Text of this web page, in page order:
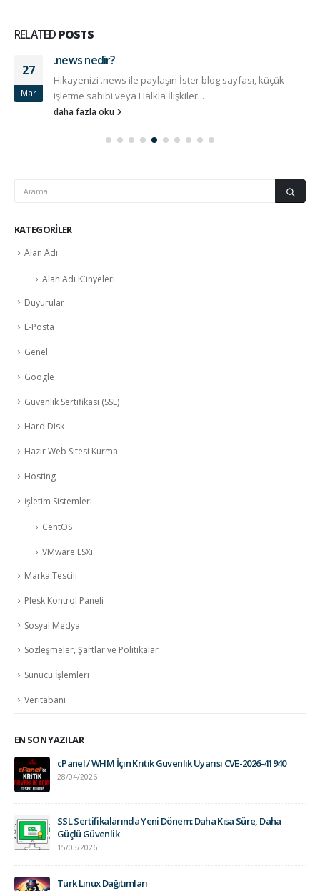
RELATED POSTS
27
Mar
.news nedir?
Hikayenizi .news ile paylaşın İster blog sayfası, küçük
işletme sahibi veya Halkla İlişkiler...
daha fazla oku
KATEGORILER
Alan Adı
Alan Adı Künyeleri
Duyurular
E-Posta
Genel
Google
Güvenlik Sertifikası (SSL)
Hard Disk
Hazır Web Sitesi Kurma
Hosting
İşletim Sistemleri
CentOS
VMware ESXi
Marka Tescili
Plesk Kontrol Paneli
Sosyal Medya
Sözleşmeler, Şartlar ve Politikalar
Sunucu İşlemleri
Veritabanı
EN SON YAZILAR
cPanel / WHM İçin Kritik Güvenlik Uyarısı CVE-2026-41940
28/04/2026
SSL Sertifikalarında Yeni Dönem: Daha Kısa Süre, Daha
Güçlü Güvenlik
15/03/2026
Türk Linux Dağıtımları